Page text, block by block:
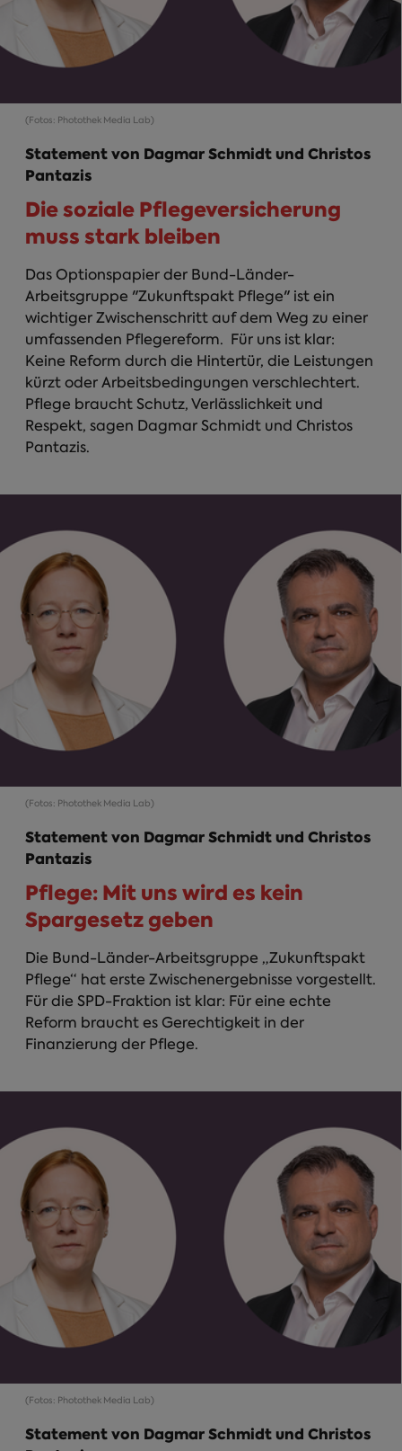
(Fotos: Photothek Media Lab)
Statement von Dagmar Schmidt und Christos
Pantazis
Die soziale Pflegeversicherung
muss stark bleiben
Das Optionspapier der Bund-Länder-
Arbeitsgruppe "Zukunftspakt Pflege" ist ein
wichtiger Zwischenschritt auf dem Weg zu einer
umfassenden Pflegereform. Für uns ist klar:
Keine Reform durch die Hintertür, die Leistungen
kürzt oder Arbeitsbedingungen verschlechtert.
Pflege braucht Schutz, Verlässlichkeit und
Respekt, sagen Dagmar Schmidt und Christos
Pantazis.
(Fotos: Photothek Media Lab)
Statement von Dagmar Schmidt und Christos
Pantazis
Pflege: Mit uns wird es kein
Spargesetz geben
Die Bund-Länder-Arbeitsgruppe „Zukunftspakt
Pflege“ hat erste Zwischenergebnisse vorgestellt.
Für die SPD-Fraktion ist klar: Für eine echte
Reform braucht es Gerechtigkeit in der
Finanzierung der Pflege.
(Fotos: Photothek Media Lab)
Statement von Dagmar Schmidt und Christos